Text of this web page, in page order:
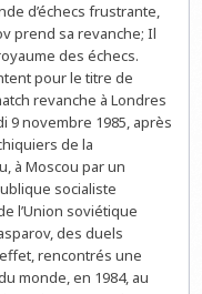
ÉPIQUE
1985,
KASPAROV
NOUVEAU
ROI
ÉCHECS
d’échecs frustrante,
prend sa revanche; Il
des échecs.
pour le titre de
revanche à Londres
9 novembre 1985, après
de la
à Moscou par un
socialiste
l’Union soviétique
des duels
rencontrés une
monde, en 1984, au